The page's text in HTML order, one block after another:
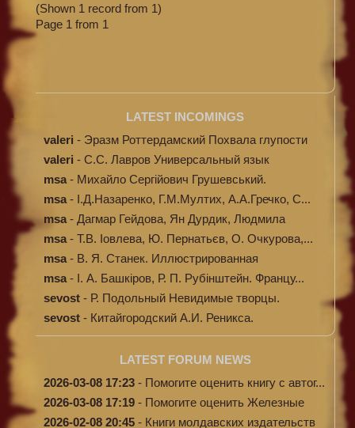
(Shown 1 record from 1)
Page 1 from 1
LATEST INCOMINGS
valeri - Эразм Роттердамский Похвала глупости
valeri - C.С. Лавров Универсальный язык
программи...
msa - Михайло Сергійович Грушевський.
Ілюстров...
msa - І.Д.Назаренко, Г.М.Мултих, А.А.Гречко, С...
msa - Дагмар Гейдова, Ян Дурдик, Людмила
Кибал...
msa - Т.В. Іовлева, Ю. Пернатьєв, О. Очкурова,...
msa - В. Я. Станек. Иллюстрированная
энциклопе...
msa - І. А. Башкіров, Р. П. Рубінштейн. Францу...
sevost - Р. Подольный Невидимые творцы.
sevost - Китайгородский А.И. Реникса.
LATEST FORUM NEWS
2026-03-08 17:23 - Помогите оценить книгу с автог...
2026-03-08 17:19 - Помогите оценить Железные
доро...
2026-02-08 20:45 - Книги молдавских издательств